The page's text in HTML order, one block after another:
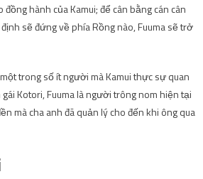
đồng hành của Kamui; để cân bằng cán cân
sẽ đứng về phía Rồng nào, Fuuma sẽ trở
trong số ít người mà Kamui thực sự quan
Kotori, Fuuma là người trông nom hiện tại
mà cha anh đã quản lý cho đến khi ông qua